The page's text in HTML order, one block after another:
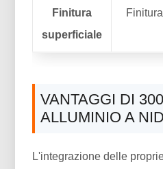
Finitura
superficiale
VANTAGGI DI
ALLUMINIO A
L'integrazione delle